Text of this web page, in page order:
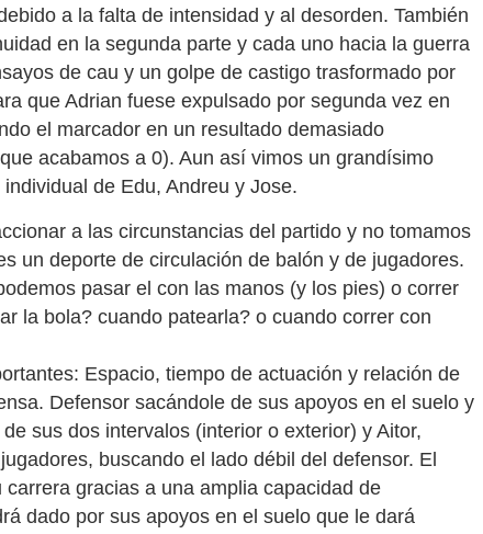
a la falta de intensidad y al desorden. También
en la segunda parte y cada uno hacia la guerra
de cau y un golpe de castigo trasformado por
que Adrian fuese expulsado por segunda vez en
el marcador en un resultado demasiado
acabamos a 0). Aun así vimos un grandísimo
de Edu, Andreu y Jose.
a las circunstancias del partido y no tomamos
un deporte de circulación de balón y de jugadores.
pasar el con las manos (y los pies) o correr
la bola? cuando patearla? o cuando correr con
Espacio, tiempo de actuación y relación de
Defensor sacándole de sus apoyos en el suelo y
sus dos intervalos (interior o exterior) y Aitor,
buscando el lado débil del defensor. El
gracias a una amplia capacidad de
dado por sus apoyos en el suelo que le dará